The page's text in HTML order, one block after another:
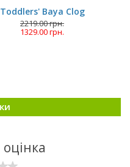
Toddlers' Baya Clog
2219.00 грн.
1329.00 грн.